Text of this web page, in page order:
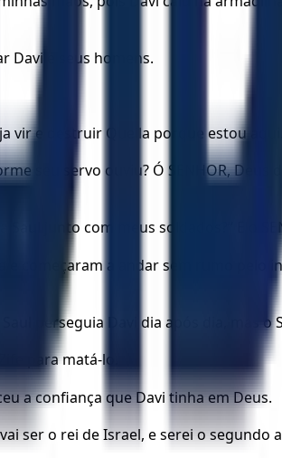
Davi e seus homens.
vir e destruir Queila porque estou aqui.
seu servo ouviu? Ó SENHOR, Deus
junto com meus soldados?” E o
começaram a andar sem rumo pelo
perseguia Davi dia após dia, mas o
para matá-lo.
a confiança que Davi tinha em Deus.
ser o rei de Israel, e serei o segundo